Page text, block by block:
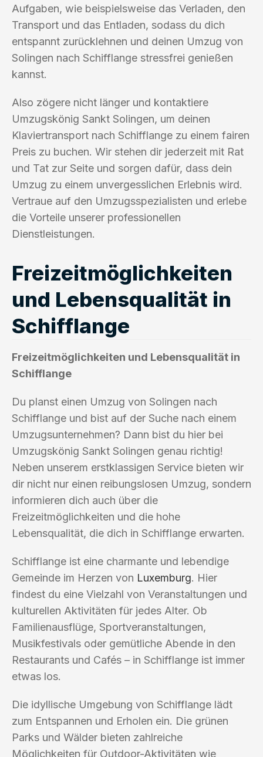
Aufgaben, wie beispielsweise das Verladen, den
Transport und das Entladen, sodass du dich
entspannt zurücklehnen und deinen Umzug von
Solingen nach Schifflange stressfrei genießen
kannst.
Also zögere nicht länger und kontaktiere
Umzugskönig Sankt Solingen, um deinen
Klaviertransport nach Schifflange zu einem fairen
Preis zu buchen. Wir stehen dir jederzeit mit Rat
und Tat zur Seite und sorgen dafür, dass dein
Umzug zu einem unvergesslichen Erlebnis wird.
Vertraue auf den Umzugsspezialisten und erlebe
die Vorteile unserer professionellen
Dienstleistungen.
Freizeitmöglichkeiten
und Lebensqualität in
Schifflange
Freizeitmöglichkeiten und Lebensqualität in
Schifflange
Du planst einen Umzug von Solingen nach
Schifflange und bist auf der Suche nach einem
Umzugsunternehmen? Dann bist du hier bei
Umzugskönig Sankt Solingen genau richtig!
Neben unserem erstklassigen Service bieten wir
dir nicht nur einen reibungslosen Umzug, sondern
informieren dich auch über die
Freizeitmöglichkeiten und die hohe
Lebensqualität, die dich in Schifflange erwarten.
Schifflange ist eine charmante und lebendige
Gemeinde im Herzen von Luxemburg. Hier
findest du eine Vielzahl von Veranstaltungen und
kulturellen Aktivitäten für jedes Alter. Ob
Familienausflüge, Sportveranstaltungen,
Musikfestivals oder gemütliche Abende in den
Restaurants und Cafés – in Schifflange ist immer
etwas los.
Die idyllische Umgebung von Schifflange lädt
zum Entspannen und Erholen ein. Die grünen
Parks und Wälder bieten zahlreiche
Möglichkeiten für Outdoor-Aktivitäten wie